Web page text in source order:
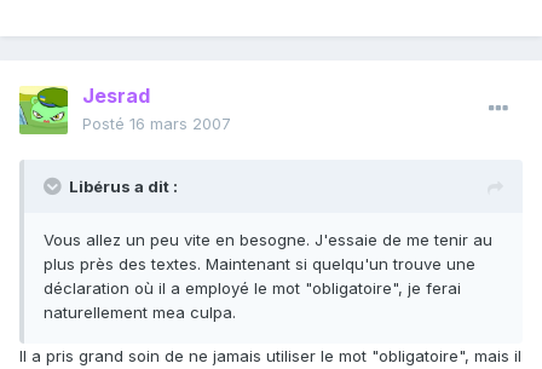
Jesrad
Posté 16 mars 2007
Libérus a dit :
Vous allez un peu vite en besogne. J'essaie de me tenir au
plus près des textes. Maintenant si quelqu'un trouve une
déclaration où il a employé le mot "obligatoire", je ferai
naturellement mea culpa.
Il a pris grand soin de ne jamais utiliser le mot "obligatoire", mais il